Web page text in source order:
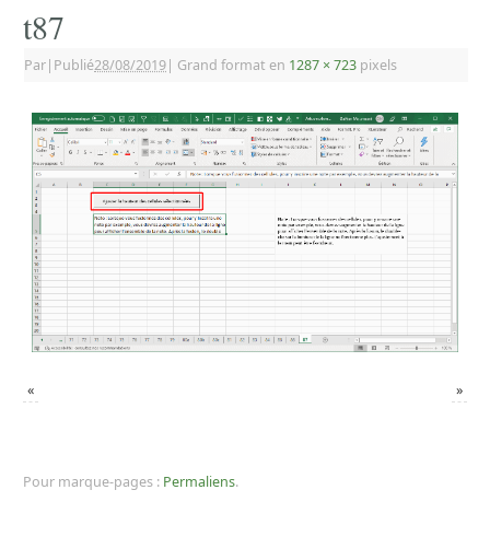
t87
Par| Publié28/08/2019| Grand format en 1287 × 723 pixels
« »
Pour marque-pages : Permaliens.